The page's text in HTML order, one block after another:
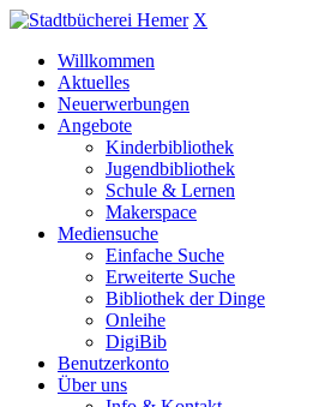
X
Willkommen
Aktuelles
Neuerwerbungen
Angebote
Kinderbibliothek
Jugendbibliothek
Schule & Lernen
Makerspace
Mediensuche
Einfache Suche
Erweiterte Suche
Bibliothek der Dinge
Onleihe
DigiBib
Benutzerkonto
Über uns